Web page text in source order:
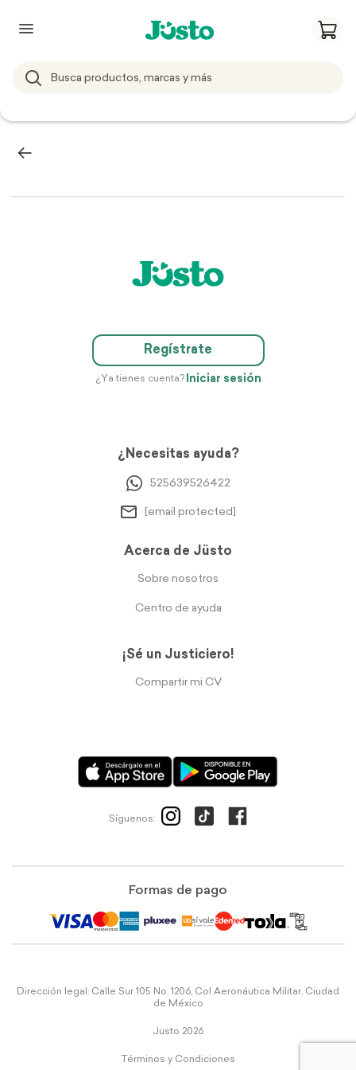
Regístrate
¿Ya tienes cuenta? Iniciar sesión
¿Necesitas ayuda?
525639526422
[email protected]
Acerca de Jüsto
Sobre nosotros
Centro de ayuda
¡Sé un Justiciero!
Compartir mi CV
Síguenos:
Formas de pago
Dirección legal: Calle Sur 105 No. 1206, Col Aeronáutica Militar, Ciudad
de México
Justo 2026
Términos y Condiciones